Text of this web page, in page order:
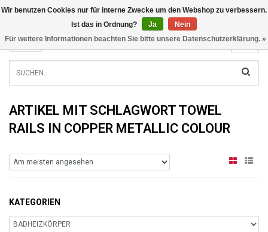
INFO@RADIATORS.SHOP
MENU
ARTIKEL MIT SCHLAGWORT TOWEL
RAILS IN COPPER METALLIC COLOUR
KATEGORIEN
Wir benutzen Cookies nur für interne Zwecke um den Webshop zu verbessern.
Ist das in Ordnung?
Ja
Nein
Für weitere Informationen beachten Sie bitte unsere Datenschutzerklärung. »